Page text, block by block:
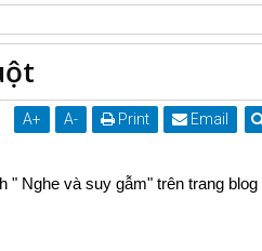
A+ A- Print Email
" Nghe và suy gẫm" trên trang blog